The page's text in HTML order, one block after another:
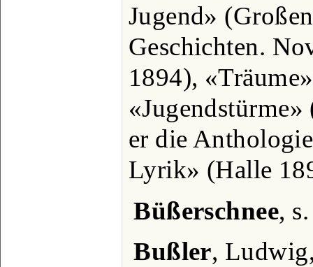
Jugend»
Geschichten.
1894),
er die
Lyrik» (Halle
Büßerschnee,
Bußler,